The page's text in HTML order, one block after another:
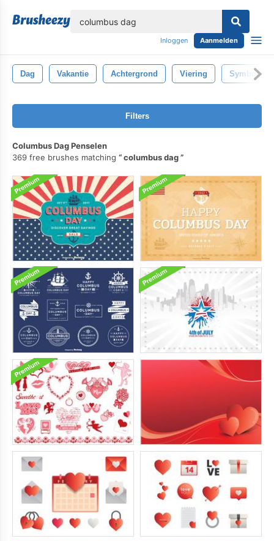
Inloggen Aanmelden
Dag Vakantie Achtergrond Viering Symbool
Filters
Columbus Dag Penselen
369 free brushes matching
columbus dag